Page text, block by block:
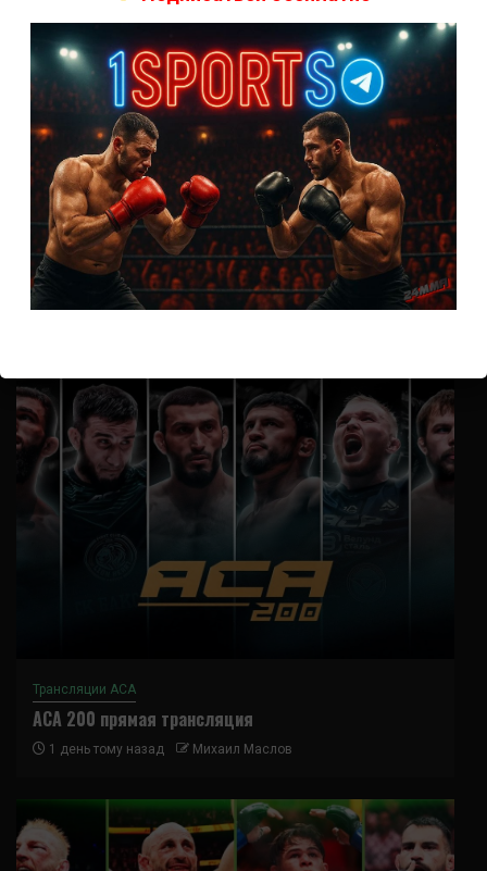
А как смотреть с ноутбука?
Анонимно кРасписание боев UFC
Кусок говна ты, существом даже нельзя ,такое как ты назвать!
АнонимнокКонор МакГрегор
УЧ
АнонимнокРэнди Браун — Николас Далби
не запускается ни один бой, реклама есть, а когда
заканчивается начинается загрузка видео длиною в жизнь.
Исправьте пожалуйста
Трансляции ACA
ACA 200 прямая трансляция
1 день тому назад Михаил Маслов